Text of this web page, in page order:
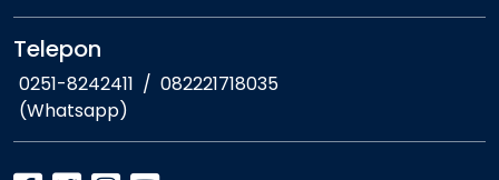
Telepon
0251-8242411 / 082221718035
(Whatsapp)